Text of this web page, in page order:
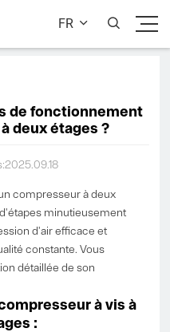
FR  
de fonctionnement
deux étages ?
compresseur à deux
minutieusement
d'air efficace et
constante. Vous
détaillée de son
à vis à
: